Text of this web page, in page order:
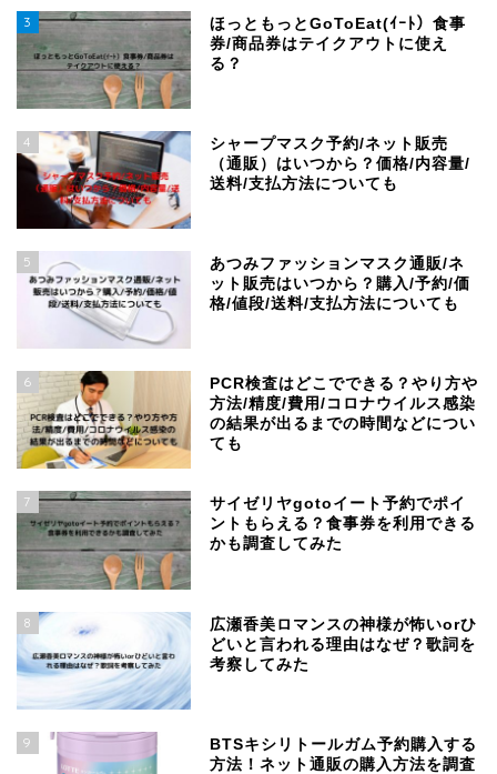
3
ほっともっとGoToEat(ｲｰﾄ）食事
券/商品券はテイクアウトに使え
る？
4
シャープマスク予約/ネット販売
（通販）はいつから？価格/内容量/
送料/支払方法についても
5
あつみファッションマスク通販/ネ
ット販売はいつから？購入/予約/価
格/値段/送料/支払方法についても
6
PCR検査はどこでできる？やり方や
方法/精度/費用/コロナウイルス感染
の結果が出るまでの時間などについ
ても
7
サイゼリヤgotoイート予約でポイ
ントもらえる？食事券を利用できる
かも調査してみた
8
広瀬香美ロマンスの神様が怖いorひ
どいと言われる理由はなぜ？歌詞を
考察してみた
9
BTSキシリトールガム予約購入する
方法！ネット通販の購入方法を調査